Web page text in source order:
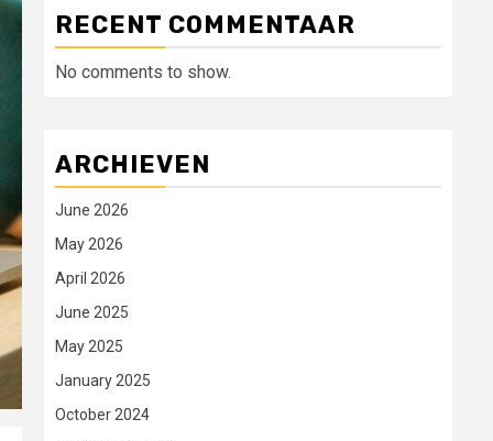
RECENT COMMENTAAR
No comments to show.
ARCHIEVEN
June 2026
May 2026
April 2026
June 2025
May 2025
January 2025
October 2024